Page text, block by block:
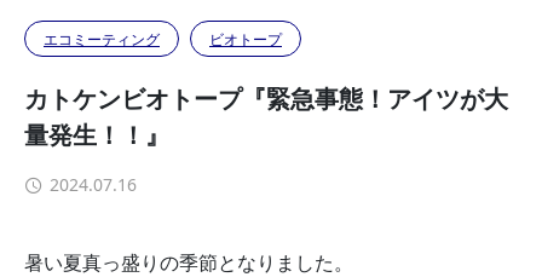
エコミーティング ビオトープ
カトケンビオトープ『緊急事態！アイツが大
量発生！！』
2024.07.16
暑い夏真っ盛りの季節となりました。